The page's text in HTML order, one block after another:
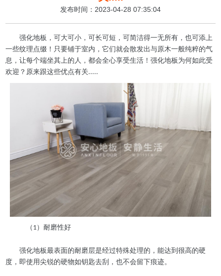
发布时间：2023-04-28 07:35:04
强化地板，可大可小，可长可短，可简洁得一无所有，也可添上
一些纹理点缀！只要铺于室内，它们就会散发出与原木一般纯粹的气
息，让每个端坐其上的人，都会全心享受生活！强化地板为何如此受
欢迎？原来跟这些优点有关.....
（ 1）耐磨性好
强化地板最表面的耐磨层是经过特殊处理的，能达到很高的硬
度，即使用尖锐的硬物如钥匙去刮，也不会留下痕迹。